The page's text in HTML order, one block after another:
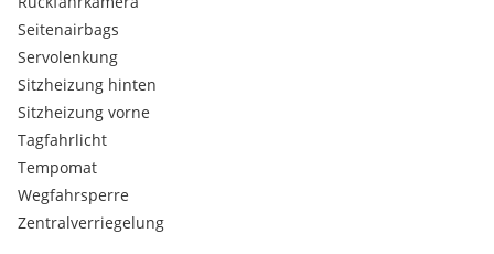
Seitenairbags
Servolenkung
Sitzheizung hinten
Sitzheizung vorne
Tagfahrlicht
Tempomat
Wegfahrsperre
Zentralverriegelung